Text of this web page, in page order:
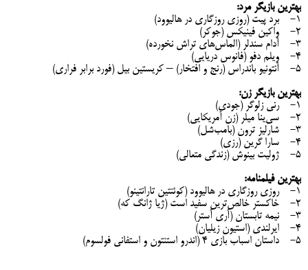
بهترین بازیگر مرد:
1- برد پیت (روزی روزگاری در هالیوود)
2- واکین فینیکس (جوکر)
3- آدام سندلر (الماس‌های تراش نخورده)
4- ویلم دفو (فانوس دریایی)
5- آنتونیو باندراس (رنج و افتخار) – کریستین بیل (فورد برابر فراری)
بهترین بازیگر زن:
1- رنی زلوگر (جودی)
2- سی‎‌ینا میلر (زن آمریکایی)
3- شارلیز ترون (بامب‌شل)
4- سارا گرین (رزی)
5- ژولیت بینوش (زندگی متعالی)
بهترین فیلمنامه:
1- روزی روزگاری در هالیوود (کوئنتین تارانتینو)
2- خاکستر خالص‌ترین سفید است (ژیا ژانگ که)
3- نیمه تابستان (آری آستر)
4- ایرلندی (استیون زیلیان)
5- داستان اسباب بازی ۴ (اندرو استنتون و استفانی فولسوم)